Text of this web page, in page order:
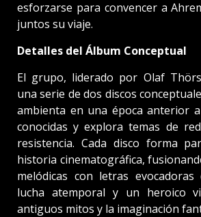
esforzarse para convencer a
juntos su viaje.
Detalles del Álbum Conceptual
El grupo, liderado por Olaf
una serie de dos discos
ambienta en una época anterior
conocidas y explora temas de
resistencia. Cada disco forma
historia cinematográfica,
melódicas con letras
lucha atemporal y un heroico
antiguos mitos y la imaginación